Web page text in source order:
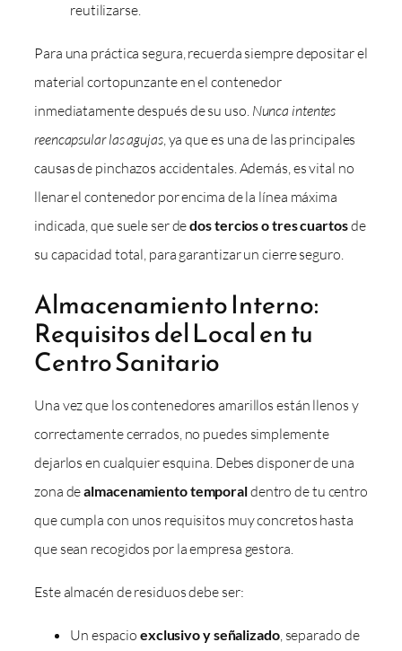
reutilizarse.
Para una práctica segura, recuerda siempre depositar el
material cortopunzante en el contenedor
inmediatamente después de su uso. Nunca intentes
reencapsular las agujas, ya que es una de las principales
causas de pinchazos accidentales. Además, es vital no
llenar el contenedor por encima de la línea máxima
indicada, que suele ser dedos tercios o tres cuartosde
su capacidad total, para garantizar un cierre seguro.
Almacenamiento Interno:
Requisitos del Local en tu
Centro Sanitario
Una vez que los contenedores amarillos están llenos y
correctamente cerrados, no puedes simplemente
dejarlos en cualquier esquina. Debes disponer de una
zona dealmacenamiento temporaldentro de tu centro
que cumpla con unos requisitos muy concretos hasta
que sean recogidos por la empresa gestora.
Este almacén de residuos debe ser:
Un espacio exclusivo y señalizado, separado de